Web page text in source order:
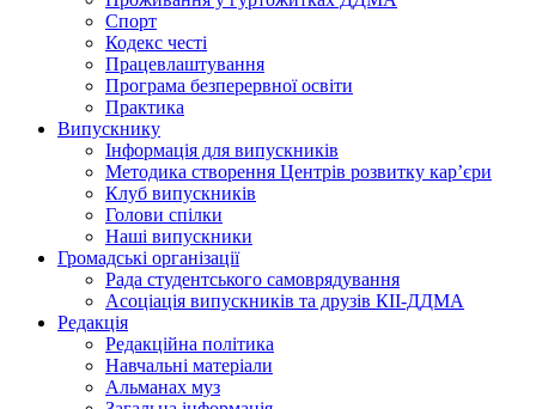
Спорт
Кодекс честі
Працевлаштування
Програма безперервної освіти
Практика
Випускнику
Інформація для випускників
Методика створення Центрів розвитку кар’єри
Клуб випускників
Голови спілки
Наші випускники
Громадські організації
Рада студентського самоврядування
Асоціація випускників та друзів КІІ-ДДМА
Редакція
Редакційна політика
Навчальні матеріали
Альманах муз